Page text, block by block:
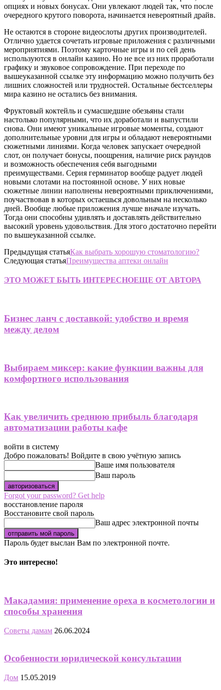
опциях и новых бонусах. Они увлекают людей так, что после
очередного крутого поворота, начинается невероятный драйв.
Не остаются в стороне видеослоты других производителей.
Отлично удается сочетать игровые приложения с различными
мероприятиями. Поэтому карточные игры и по сей день
используются в онлайн казино. Но не все из них проработали
графику и звуковое сопровождение. При переходе по
вышеуказанной ссылке эту информацию можно получить без
лишних сложностей или трудностей. Остальные бестселлеры
мира казино не остались без внимания.
Фруктовый коктейль и сумасшедшие обезьяны стали
настолько популярными, что их доработали и выпустили
снова. Они имеют уникальные игровые моменты, создают
дополнительные уровни для игры и обладают невероятными
сюжетными линиями. Когда человек запускает очередной
слот, он получает бонусы, поощрения, наличие риск раундов
и возможность обеспечения себя выгодными
преимуществами. Серия герминатор вообще радует людей
новыми слотами на постоянной основе. У них новые
сюжетные линии наполнены невероятными приключениями,
поучаствовав в которых остаешься довольным на несколько
дней. Вообще любые приложения лучше вначале изучать.
Тогда они способны удивлять и доставлять действительно
высокий уровень удовольствия. Для этого достаточно перейти
по вышеуказанной ссылке.
Предыдущая статьяКак выбрать хорошую стоматологию?
Следующая статьяПреимущества аптеки онлайн
ЭТО МОЖЕТ БЫТЬ ИНТЕРЕСНОЕЩЕ ОТ АВТОРА
Бизнес ланч с доставкой: удобство и время
между делом
Выбираем миксер: какие функции важны для
комфортного использования
Как увеличить среднюю прибыль благодаря
автоматизации работы кафе
войти в систему
Добро пожаловать! Войдите в свою учётную запись
Ваше имя пользователя
Ваш пароль
Forgot your password? Get help
восстановление пароля
Восстановите свой пароль
Ваш адрес электронной почты
Пароль будет выслан Вам по электронной почте.
Это интересно!
Макадамия: применение ореха в косметологии и
способы хранения
Советы дамам 26.06.2024
Особенности юридической консультации
Дом 15.05.2019